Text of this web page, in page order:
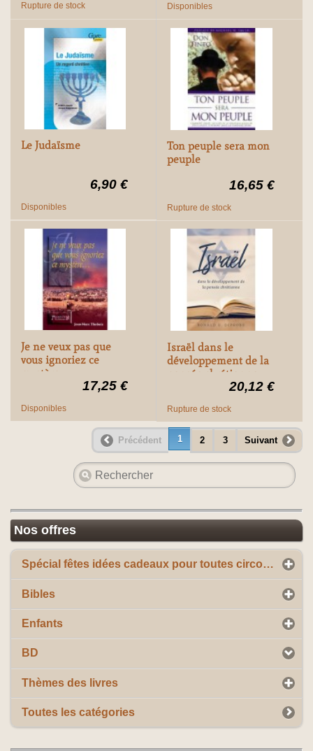
Rupture de stock Disponibles
Le Judaïsme
6,90 €
Disponibles
Ton peuple sera mon
peuple
16,65 €
Rupture de stock
Je ne veux pas que
vous ignoriez ce
mystère
17,25 €
Disponibles
Israël dans le
développement de la
pensée chrétienne
20,12 €
Rupture de stock
Précédent 1 2 3 Suivant
Nos offres
Spécial fêtes idées cadeaux pour toutes circonstances
Bibles
Enfants
BD
Thèmes des livres
Toutes les catégories